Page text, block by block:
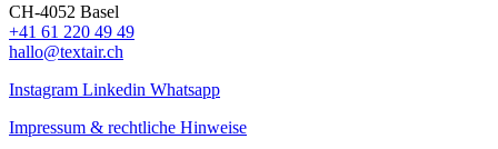
CH-4052 Basel
+41 61 220 49 49
hallo@textair.ch
Instagram Linkedin Whatsapp
Impressum & rechtliche Hinweise